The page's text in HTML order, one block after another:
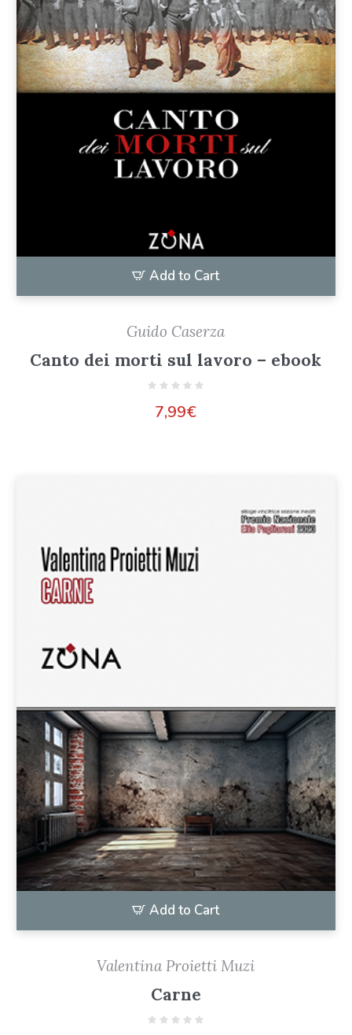
Add to Cart
Guido Caserza
Canto dei morti sul lavoro – ebook
7,99€
Add to Cart
Valentina Proietti Muzi
Carne